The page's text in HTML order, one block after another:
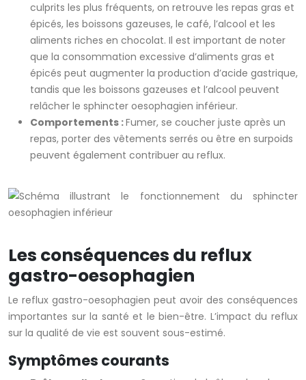
culprits les plus fréquents, on retrouve les repas gras et
épicés, les boissons gazeuses, le café, l’alcool et les
aliments riches en chocolat. Il est important de noter
que la consommation excessive d’aliments gras et
épicés peut augmenter la production d’acide gastrique,
tandis que les boissons gazeuses et l’alcool peuvent
relâcher le sphincter oesophagien inférieur.
Comportements :Fumer, se coucher juste après un
repas, porter des vêtements serrés ou être en surpoids
peuvent également contribuer au reflux.
Les conséquences du reflux
gastro-oesophagien
Le reflux gastro-oesophagien peut avoir des conséquences
importantes sur la santé et le bien-être. L’impact du reflux
sur la qualité de vie est souvent sous-estimé.
Symptômes courants